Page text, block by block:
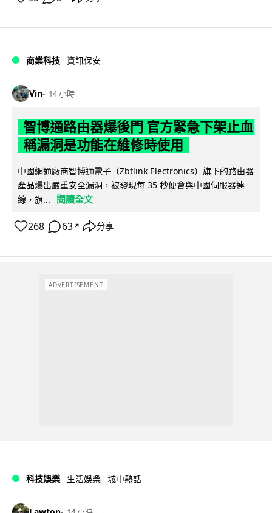
商業科技 資訊保安
Vin 14 小時
智博通路由器爆後門 官方緊急下架止血
稱漏洞是功能在維修時使用
中國網通廠商智博通電子（Zbtlink Electronics）旗下的路由器
產品爆出嚴重安全漏洞，被發現每 35 秒便會與中國伺服器連
線，旗...
閱讀全文
268 63 ↗ 分享
ADVERTISEMENT
科技娛樂 生活娛樂 城中熱話